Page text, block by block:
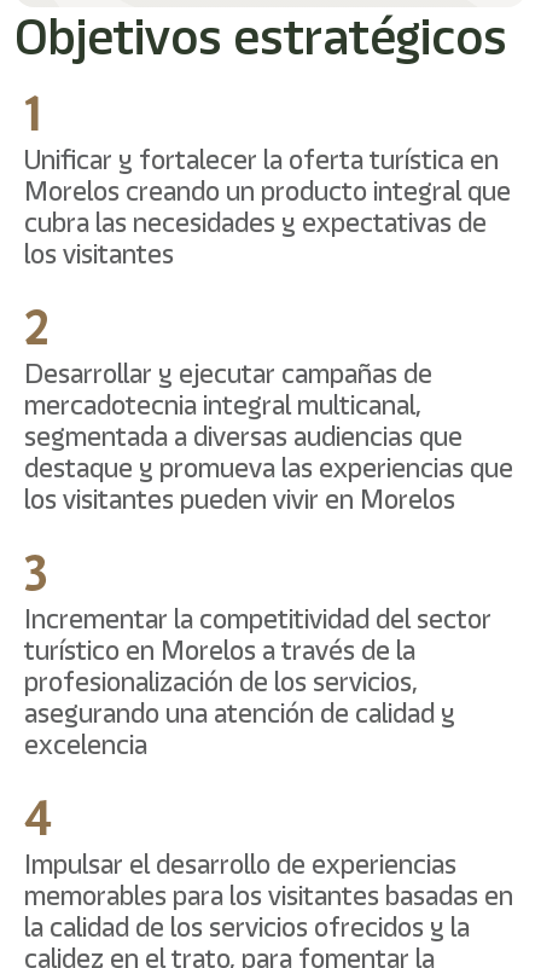
Objetivos estratégicos
1
Unificar y fortalecer la oferta turística en
Morelos creando un producto integral que
cubra las necesidades y expectativas de
los visitantes
2
Desarrollar y ejecutar campañas de
mercadotecnia integral multicanal,
segmentada a diversas audiencias que
destaque y promueva las experiencias que
los visitantes pueden vivir en Morelos
3
Incrementar la competitividad del sector
turístico en Morelos a través de la
profesionalización de los servicios,
asegurando una atención de calidad y
excelencia
4
Impulsar el desarrollo de experiencias
memorables para los visitantes basadas en
la calidad de los servicios ofrecidos y la
calidez en el trato, para fomentar la